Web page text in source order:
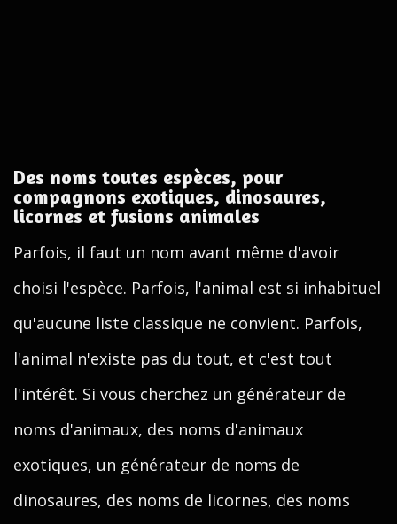
Des noms toutes espèces, pour
compagnons exotiques, dinosaures,
licornes et fusions animales
Parfois, il faut un nom avant même d'avoir
choisi l'espèce. Parfois, l'animal est si inhabituel
qu'aucune liste classique ne convient. Parfois,
l'animal n'existe pas du tout, et c'est tout
l'intérêt. Si vous cherchez un générateur de
noms d'animaux, des noms d'animaux
exotiques, un générateur de noms de
dinosaures, des noms de licornes, des noms